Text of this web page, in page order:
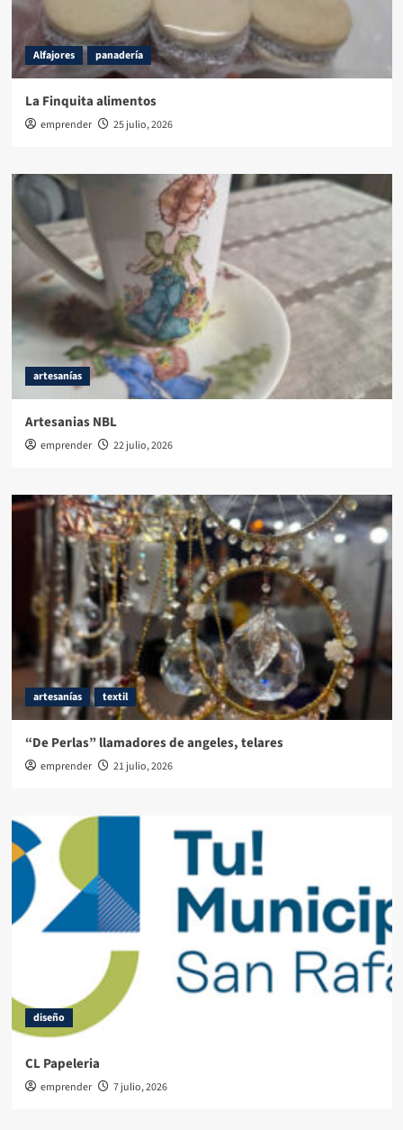
Alfajores panadería
La Finquita alimentos
emprender 25 julio, 2026
artesanías
Artesanias NBL
emprender 22 julio, 2026
artesanías textil
“De Perlas” llamadores de angeles, telares
emprender 21 julio, 2026
diseño
CL Papeleria
emprender 7 julio, 2026